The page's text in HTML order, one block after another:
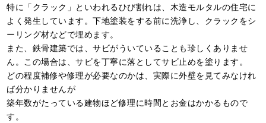
特に「クラック」といわれるひび割れは、木造モルタルの住宅に
よく発生しています。下地塗装をする前に洗浄し、クラックをシ
ーリング材などで埋めます。
また、鉄骨建築では、サビがういていることも珍しくありませ
ん。この場合は、サビを丁寧に落としてサビ止めを塗ります。
どの程度補修や修理が必要なのかは、実際に外壁を見てみなけれ
ば分かりませんが
築年数がたっている建物ほど修理に時間とお金はかかるもので
す。